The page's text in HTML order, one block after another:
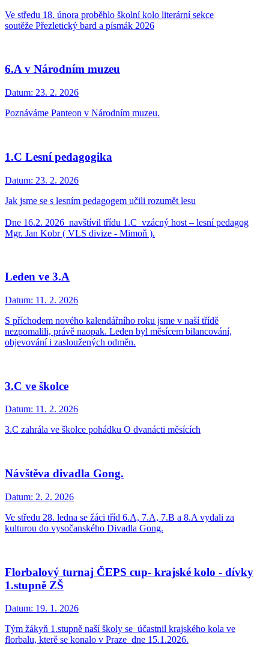
Ve středu 18. února proběhlo školní kolo literární sekce
soutěže Přezletický bard a písmák 2026
6.A v Národním muzeu
Datum: 23. 2. 2026
Poznáváme Panteon v Národním muzeu.
1.C Lesní pedagogika
Datum: 23. 2. 2026
Jak jsme se s lesním pedagogem učili rozumět lesu
Dne 16.2. 2026 navštívil třídu 1.C vzácný host – lesní pedagog
Mgr. Jan Kobr ( VLS divize - Mimoň ).
Leden ve 3.A
Datum: 11. 2. 2026
S příchodem nového kalendářního roku jsme v naší třídě
nezpomalili, právě naopak. Leden byl měsícem bilancování,
objevování i zasloužených odměn.
3.C ve školce
Datum: 11. 2. 2026
3.C zahrála ve školce pohádku O dvanácti měsících
Návštěva divadla Gong.
Datum: 2. 2. 2026
Ve středu 28. ledna se žáci tříd 6.A, 7.A, 7.B a 8.A vydali za
kulturou do vysočanského Divadla Gong.
Florbalový turnaj ČEPS cup- krajské kolo - dívky
1.stupně ZŠ
Datum: 19. 1. 2026
Tým žákyň 1.stupně naší školy se účastnil krajského kola ve
florbalu, kterě se konalo v Praze dne 15.1.2026.